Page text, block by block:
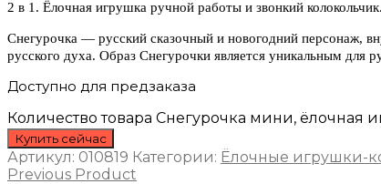
2 в 1. Ёлочная игрушка ручной работы и звонкий колокольчик.
Снегурочка — русский сказочный и новогодний персонаж,
русского духа. Образ Снегурочки является уникальным для
Доступно для предзаказа
Количество товара Снегурочка мини, ёлочная
Купить сейчас
Артикул: 010819 Категории: Ёлочные игрушки-
Previous Product